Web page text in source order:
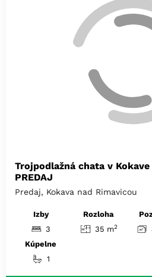
Trojpodlažná chata v
PREDAJ
Predaj, Kokava nad Rimavicou
Izby
3
Rozloha
35 m2
Kúpelne
1